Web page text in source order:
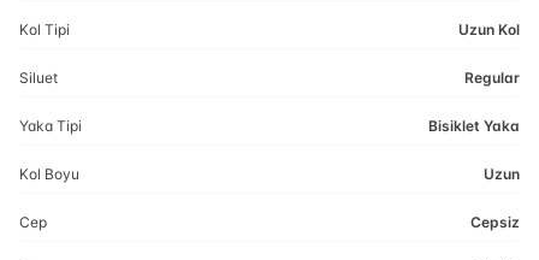
Kol Tipi Uzun Kol
Siluet Regular
Yaka Tipi Bisiklet Yaka
Kol Boyu Uzun
Cep Cepsiz